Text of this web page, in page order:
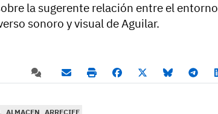
la sugerente relación entre el entorno
sonoro y visual de Aguilar.
ALMACEN ARRECIFE